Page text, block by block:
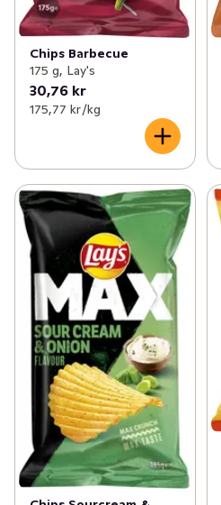
Chips Barbecue
175 g, Lay's
30,76 kr
175,77 kr /kg